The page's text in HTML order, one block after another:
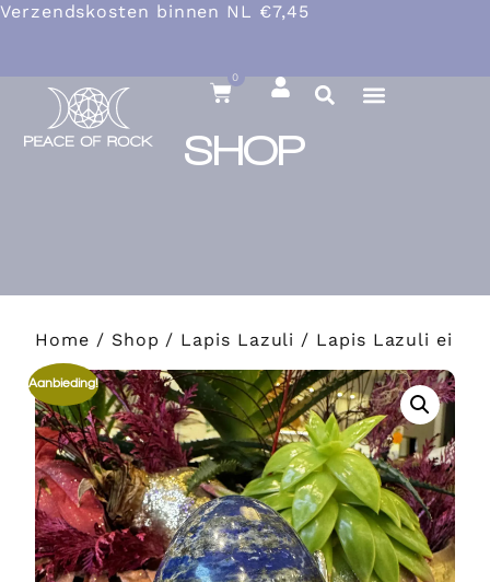
Verzendskosten binnen NL €7,45
0
SHOP
Home / Shop / Lapis Lazuli / Lapis Lazuli ei
Aanbieding!